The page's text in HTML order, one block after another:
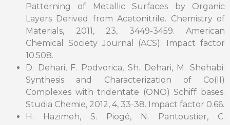
Patterning of Metallic Surfaces by Organic
Layers Derived from Acetonitrile. Chemistry of
Materials, 2011, 23, 3449-3459. American
Chemical Society Journal (ACS): Impact factor
10.508.
D. Dehari, F. Podvorica, Sh. Dehari, M. Shehabi.
Synthesis and Characterization of Co(II)
Complexes with tridentate (ONO) Schiff bases.
Studia Chemie, 2012, 4, 33-38. Impact factor 0.66.
H. Hazimeh, S. Piogé, N. Pantoustier, C.